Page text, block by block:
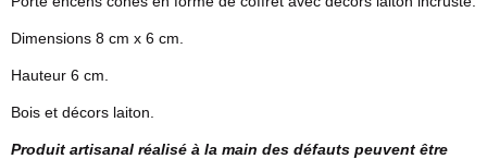
Dimensions 8 cm x 6 cm.
Hauteur 6 cm.
Bois et décors laiton.
Produit artisanal réalisé à la main des défauts peuvent être